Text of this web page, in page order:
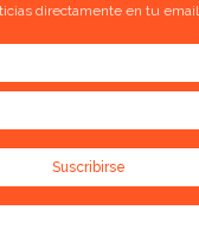
directamente en tu email.
Suscribirse